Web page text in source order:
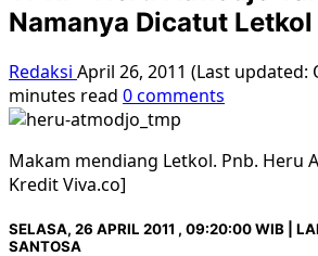
Namanya Dicatut
Redaksi April 26, 2011 (Last updated:
minutes read 0 comments
Makam mendiang Letkol. Pnb. Heru
Kredit Viva.co]
SELASA, 26 APRIL 2011 , 09:20:00 WIB |
SANTOSA